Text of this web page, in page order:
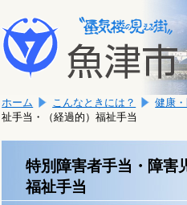
文
へ
移
ま
す。
こ
か
文
で
す。
ホーム こんなときには？ 健康
祉手当・（経過的）福祉手当
特別障害者手当・障害
福祉手当